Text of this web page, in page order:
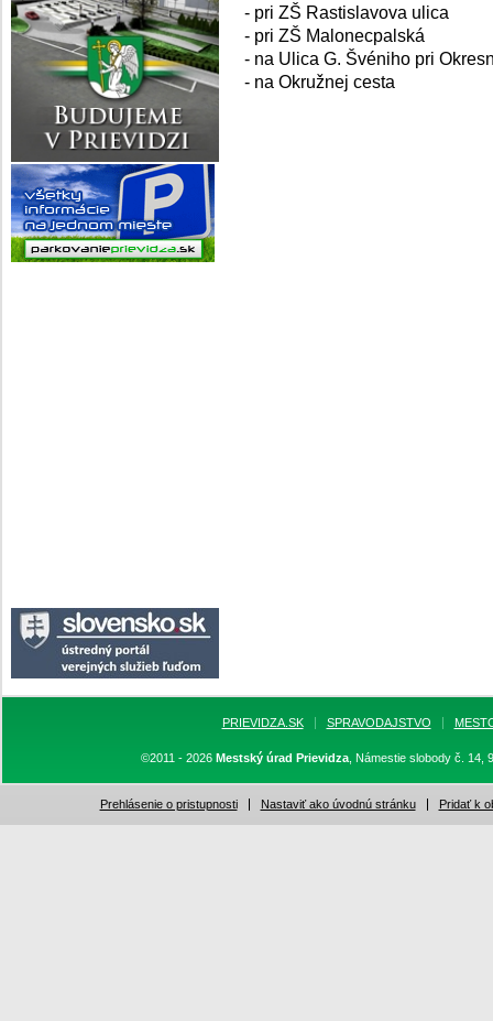
- pri ZŠ Rastislavova ulica
- pri ZŠ Malonecpalská
- na Ulica G. Švéniho pri
- na Okružnej cesta
PRIEVIDZA.SK SPRAVODAJSTVO
©2011 - 2026 Mestský úrad Prievidza, Námestie slobody č. 14,
Prehlásenie o pristupnosti Nastaviť ako úvodnú stránku Pridať k